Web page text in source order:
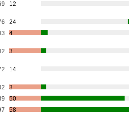
12
24
4
3
14
3
50
58